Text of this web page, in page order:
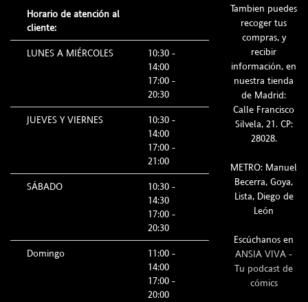
Horario de atención al
cliente:
LUNES A MIÉRCOLES
10:30 -
14:00
17:00 -
20:30
JUEVES Y VIERNES
10:30 -
14:00
17:00 -
21:00
SÁBADO
10:30 -
14:30
17:00 -
20:30
Domingo
11:00 -
14:00
17:00 -
20:00
Tambien puedes
recoger tus
compras, y
recibir
información, en
nuestra tienda
de Madrid:
Calle Francisco
Silvela, 21. CP:
28028.
METRO: Manuel
Becerra, Goya,
Lista, Diego de
León
Escúchanos en
ANSIA VIVA -
Tu podcast de
cómics